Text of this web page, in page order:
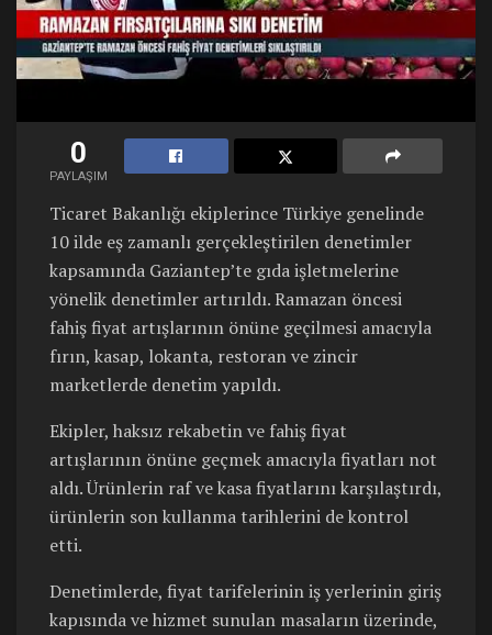
0
PAYLAŞIM
Ticaret Bakanlığı ekiplerince Türkiye genelinde
10 ilde eş zamanlı gerçekleştirilen denetimler
kapsamında Gaziantep’te gıda işletmelerine
yönelik denetimler artırıldı. Ramazan öncesi
fahiş fiyat artışlarının önüne geçilmesi amacıyla
fırın, kasap, lokanta, restoran ve zincir
marketlerde denetim yapıldı.
Ekipler, haksız rekabetin ve fahiş fiyat
artışlarının önüne geçmek amacıyla fiyatları not
aldı. Ürünlerin raf ve kasa fiyatlarını karşılaştırdı,
ürünlerin son kullanma tarihlerini de kontrol
etti.
Denetimlerde, fiyat tarifelerinin iş yerlerinin giriş
kapısında ve hizmet sunulan masaların üzerinde,